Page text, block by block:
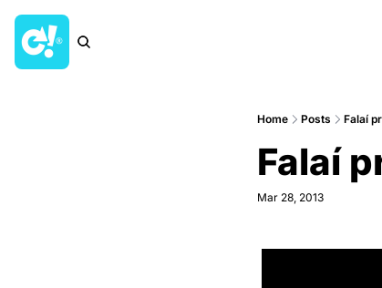
Home Posts Falaí
Falaí
Mar 28, 2013